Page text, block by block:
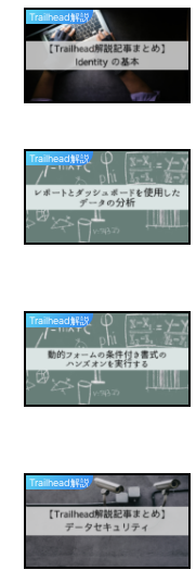
Trailhead解説
Trailhead解説
Trailhead解説
Trailhead解説